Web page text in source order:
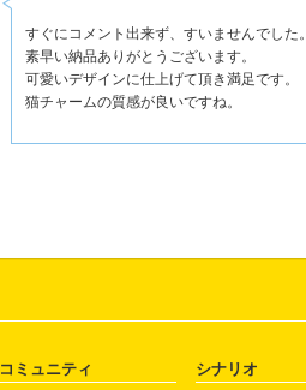
すぐにコメント出来ず、すいませんでした。
素早い納品ありがとうございます。
可愛いデザインに仕上げて頂き満足です。
猫チャームの質感が良いですね。
コミュニティ シナリオ